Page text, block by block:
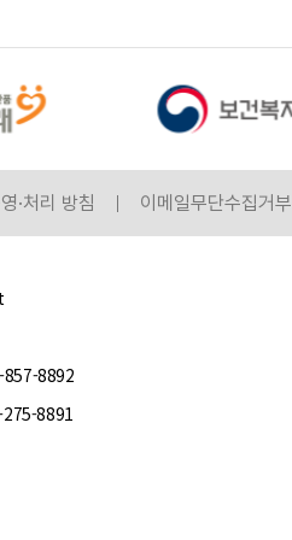
·처리 방침 이메일무단수집거부
857-8892
8891